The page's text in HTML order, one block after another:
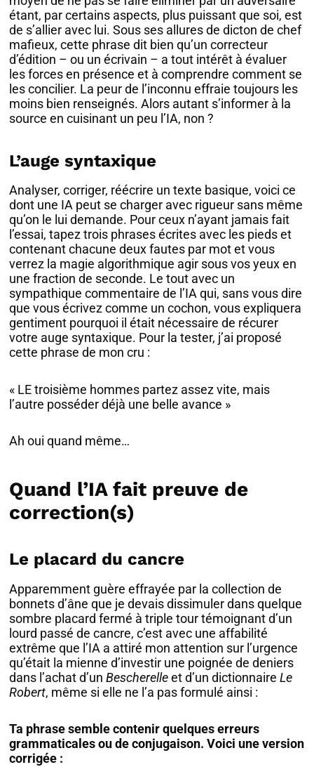
étant, par certains aspects, plus puissant que soi, est
de s’allier avec lui. Sous ses allures de dicton de chef
mafieux, cette phrase dit bien qu’un correcteur
d’édition – ou un écrivain – a tout intérêt à évaluer
les forces en présence et à comprendre comment se
les concilier. La peur de l’inconnu effraie toujours les
moins bien renseignés. Alors autant s’informer à la
source en cuisinant un peu l’IA, non ?
L’auge syntaxique
Analyser, corriger, réécrire un texte basique, voici ce
dont une IA peut se charger avec rigueur sans même
qu’on le lui demande. Pour ceux n’ayant jamais fait
l’essai, tapez trois phrases écrites avec les pieds et
contenant chacune deux fautes par mot et vous
verrez la magie algorithmique agir sous vos yeux en
une fraction de seconde. Le tout avec un
sympathique commentaire de l’IA qui, sans vous dire
que vous écrivez comme un cochon, vous expliquera
gentiment pourquoi il était nécessaire de récurer
votre auge syntaxique. Pour la tester, j’ai proposé
cette phrase de mon cru :
« LE troisième hommes partez assez vite, mais
l’autre posséder déjà une belle avance »
Ah oui quand même…
Quand l’IA fait preuve de
correction(s)
Le placard du cancre
Apparemment guère effrayée par la collection de
bonnets d’âne que je devais dissimuler dans quelque
sombre placard fermé à triple tour témoignant d’un
lourd passé de cancre, c’est avec une affabilité
extrême que l’IA a attiré mon attention sur l’urgence
qu’était la mienne d’investir une poignée de deniers
dans l’achat d’unBescherelleet d’un dictionnaireLe
Robert, même si elle ne l’a pas formulé ainsi :
Ta phrase semble contenir quelques erreurs
grammaticales ou de conjugaison. Voici une version
corrigée :